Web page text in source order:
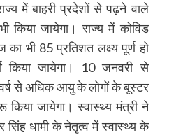
में बाहरी प्रदेशों से पढ़ने वाले
किया जायेगा। राज्य में कोविड
भी 85 प्रतिशत लक्ष्य पूर्ण हो
जायेगा। 10 जनवरी से
से अधिक आयु के लोगों के बूस्टर
किया जायेगा। स्वास्थ्य मंत्री ने
सिंह धामी के नेतृत्व में स्वास्थ्य के